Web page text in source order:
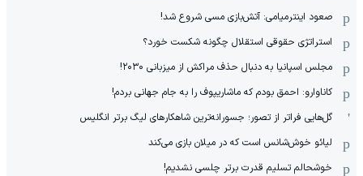
صعود اینترمیامی: آتش‌بازی مسی شروع شد!
استراتژی حقوقی استقلال چگونه شکست خورد؟
مجلس اسپانیا به دنبال حذف مراکش از میزبانی ۲۰۳۰!
کاناوارو: احمق بودم که ماشاریپوف را به جام جهانی بردم!
گل‌هایی فراتر از تصور؛ جسورانه‌ترین شاهکارهای لیگ برتر انگلیس
لیائو خوش‌شانس است که در میلان بازی می‌کند
خوشحالم تسلیم قدرت برتر چلسی نشدیم!